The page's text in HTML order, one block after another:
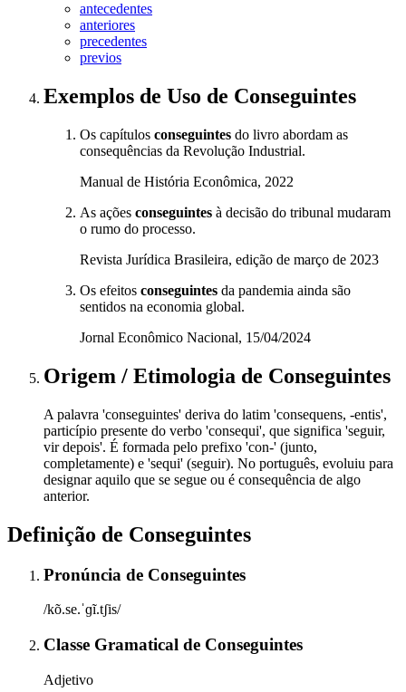
antecedentes
anteriores
precedentes
previos
Exemplos de Uso de Conseguintes
Os capítulos conseguintes do livro abordam as
consequências da Revolução Industrial.
Manual de História Econômica, 2022
As ações conseguintes à decisão do tribunal mudaram
o rumo do processo.
Revista Jurídica Brasileira, edição de março de 2023
Os efeitos conseguintes da pandemia ainda são
sentidos na economia global.
Jornal Econômico Nacional, 15/04/2024
Origem / Etimologia de Conseguintes
A palavra 'conseguintes' deriva do latim 'consequens, -entis',
particípio presente do verbo 'consequi', que significa 'seguir,
vir depois'. É formada pelo prefixo 'con-' (junto,
completamente) e 'sequi' (seguir). No português, evoluiu para
designar aquilo que se segue ou é consequência de algo
anterior.
Definição de Conseguintes
Pronúncia de Conseguintes
/kõ.se.ˈɡĩ.tʃis/
Classe Gramatical de Conseguintes
Adjetivo